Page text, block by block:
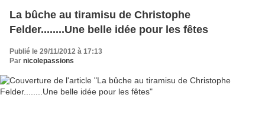
La bûche au tiramisu de Christophe
Felder........Une belle idée pour les fêtes
Publié le 29/11/2012 à 17:13
Par nicolepassions